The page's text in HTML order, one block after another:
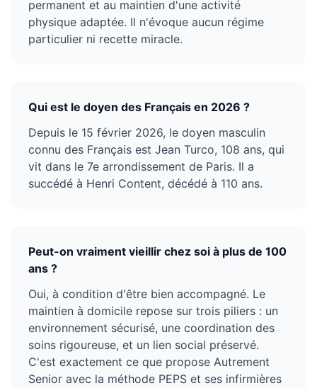
permanent et au maintien d'une activité
physique adaptée. Il n'évoque aucun régime
particulier ni recette miracle.
Qui est le doyen des Français en 2026 ?
Depuis le 15 février 2026, le doyen masculin
connu des Français est Jean Turco, 108 ans, qui
vit dans le 7e arrondissement de Paris. Il a
succédé à Henri Content, décédé à 110 ans.
Peut-on vraiment vieillir chez soi à plus de 100
ans ?
Oui, à condition d'être bien accompagné. Le
maintien à domicile repose sur trois piliers : un
environnement sécurisé, une coordination des
soins rigoureuse, et un lien social préservé.
C'est exactement ce que propose Autrement
Senior avec la méthode PEPS et ses infirmières